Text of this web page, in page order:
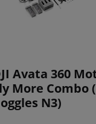
Avata 360
More Combo
N3)